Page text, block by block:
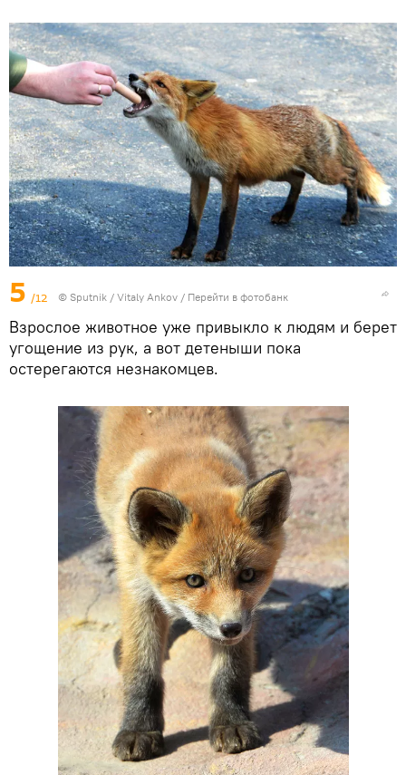
5 /12 © Sputnik / Vitaly Ankov / Перейти в фотобанк
Взрослое животное уже привыкло к людям и берет
угощение из рук, а вот детеныши пока
остерегаются незнакомцев.